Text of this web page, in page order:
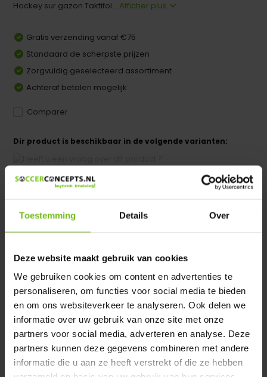
Toestemming Details Over
Deze website maakt gebruik van cookies
We gebruiken cookies om content en advertenties te
personaliseren, om functies voor social media te bieden
en om ons websiteverkeer te analyseren. Ook delen we
informatie over uw gebruik van onze site met onze
partners voor social media, adverteren en analyse. Deze
partners kunnen deze gegevens combineren met andere
informatie die u aan ze heeft verstrekt of die ze hebben
Hockey sur gazon Taktifol... Afficher plus
Gratis verzending vanaf €75
Standaard de scherpste prijzen
Zorgvuldig geselecteerd assortiment
Achteraf betalen mogelijk
Comparer
Dir product is beschikbaar in de volgende varianten:
We helpen u graag met meer informatie
Spécifications
Évaluations
Partager